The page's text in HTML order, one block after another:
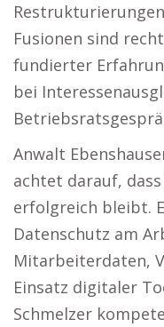
Fusionen sind
fundierter
bei
Anwalt
achtet darauf,
erfolgreich bleibt.
Datenschutz am
Mitarbeiterdaten,
Einsatz digitaler
Schmelzer